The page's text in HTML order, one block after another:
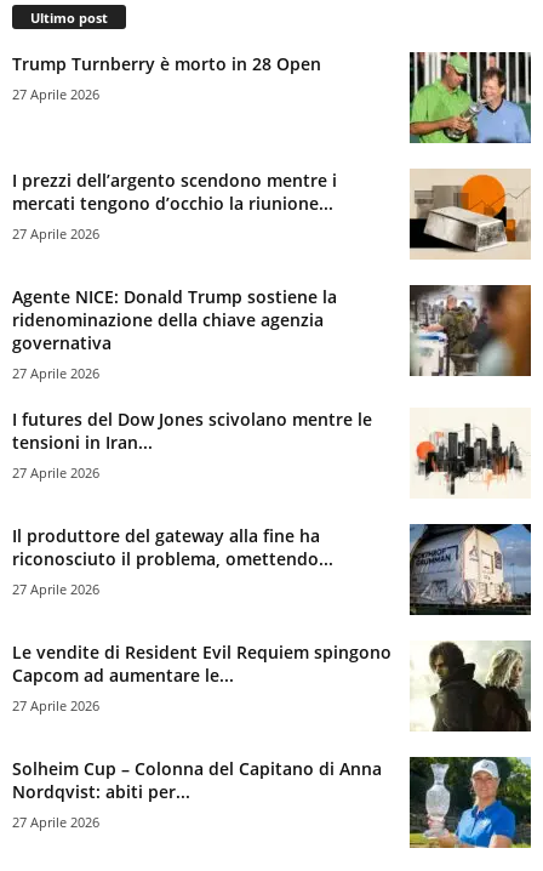
Ultimo post
Trump Turnberry è morto in 28 Open
27 Aprile 2026
I prezzi dell’argento scendono mentre i
mercati tengono d’occhio la riunione...
27 Aprile 2026
Agente NICE: Donald Trump sostiene la
ridenominazione della chiave agenzia
governativa
27 Aprile 2026
I futures del Dow Jones scivolano mentre le
tensioni in Iran...
27 Aprile 2026
Il produttore del gateway alla fine ha
riconosciuto il problema, omettendo...
27 Aprile 2026
Le vendite di Resident Evil Requiem spingono
Capcom ad aumentare le...
27 Aprile 2026
Solheim Cup – Colonna del Capitano di Anna
Nordqvist: abiti per...
27 Aprile 2026